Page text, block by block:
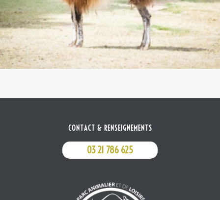
CONTACT & RENSEIGNEMENTS
03 21 786 625